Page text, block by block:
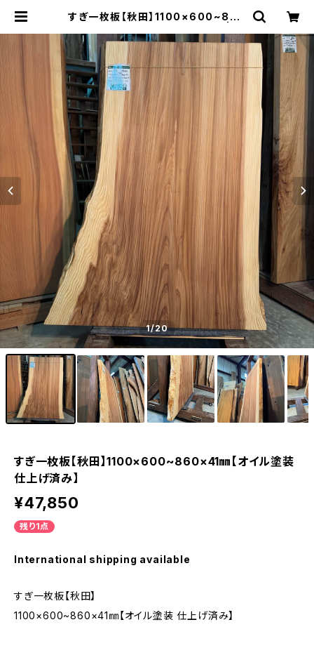
すぎ一枚板【秋田】1100×600~860
の店さんもく
1/20
すぎ一枚板【秋田】1100×600~860×41㎜【オイル塗装
仕上げ済み】
¥47,850
残り1点
International shipping available
すぎ一枚板【秋田】
1100×600~860×41㎜【オイル塗装 仕上げ済み】